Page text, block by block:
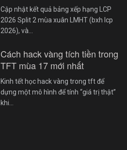
Cập nhật kết quả bảng xếp hạng LCP
2026 Split 2 mùa xuân LMHT (bxh lcp
2026), và…
Cách hack vàng tích tiền trong
TFT mùa 17 mới nhất
Kinh tết học hack vàng trong tft để
dựng một mô hình để tính “giá trị thật”
khi…